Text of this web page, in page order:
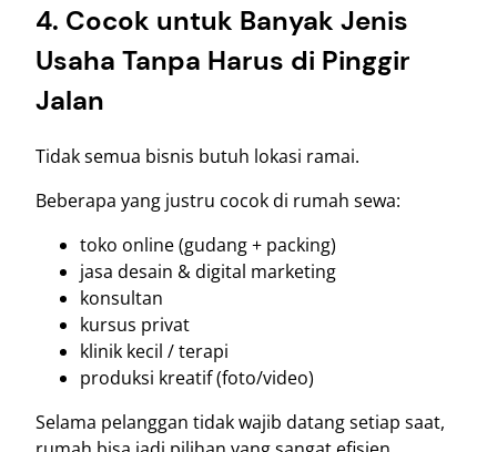
4. Cocok untuk Banyak Jenis
Usaha Tanpa Harus di Pinggir
Jalan
Tidak semua bisnis butuh lokasi ramai.
Beberapa yang justru cocok di rumah sewa:
toko online (gudang + packing)
jasa desain & digital marketing
konsultan
kursus privat
klinik kecil / terapi
produksi kreatif (foto/video)
Selama pelanggan tidak wajib datang setiap saat,